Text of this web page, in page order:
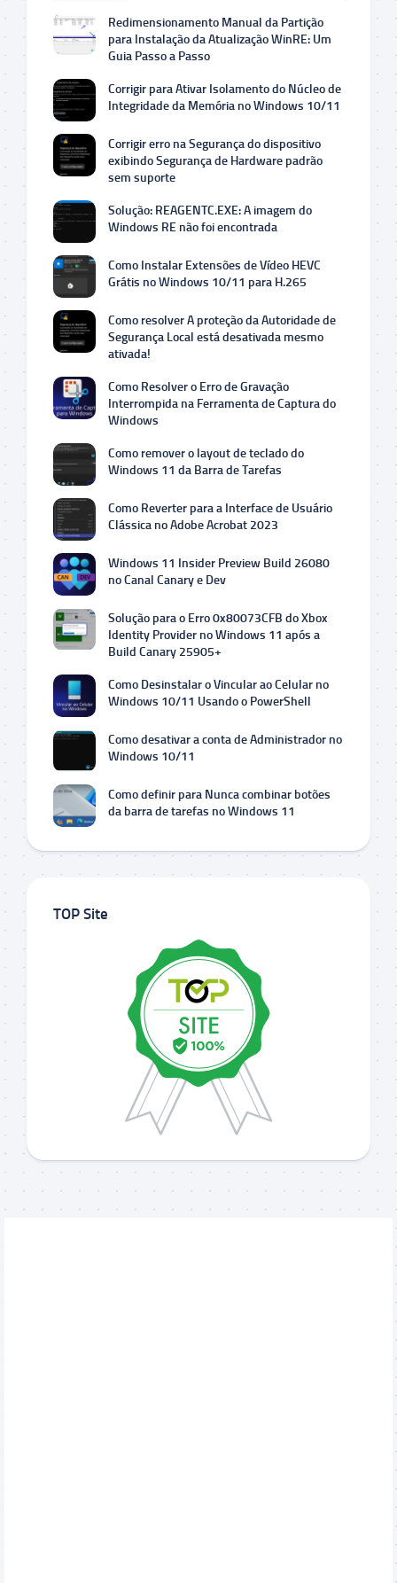
Redimensionamento Manual da Partição
para Instalação da Atualização WinRE: Um
Guia Passo a Passo
Corrigir para Ativar Isolamento do Núcleo de
Integridade da Memória no Windows 10/11
Corrigir erro na Segurança do dispositivo
exibindo Segurança de Hardware padrão
sem suporte
Solução: REAGENTC.EXE: A imagem do
Windows RE não foi encontrada
Como Instalar Extensões de Vídeo HEVC
Grátis no Windows 10/11 para H.265
Como resolver A proteção da Autoridade de
Segurança Local está desativada mesmo
ativada!
Como Resolver o Erro de Gravação
Interrompida na Ferramenta de Captura do
Windows
Como remover o layout de teclado do
Windows 11 da Barra de Tarefas
Como Reverter para a Interface de Usuário
Clássica no Adobe Acrobat 2023
Windows 11 Insider Preview Build 26080
no Canal Canary e Dev
Solução para o Erro 0x80073CFB do Xbox
Identity Provider no Windows 11 após a
Build Canary 25905+
Como Desinstalar o Vincular ao Celular no
Windows 10/11 Usando o PowerShell
Como desativar a conta de Administrador no
Windows 10/11
Como definir para Nunca combinar botões
da barra de tarefas no Windows 11
TOP Site